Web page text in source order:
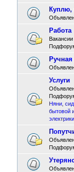
Куплю,
Работа
Ручная
Услуги
Няни,
бытовой
электрики